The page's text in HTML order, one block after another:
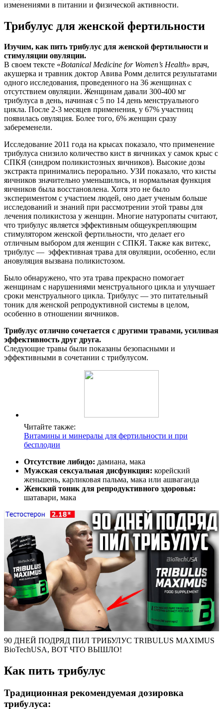
изменениями в питании и физической активности.
Трибулус для женской фертильности
Изучим, как пить трибулус для женской фертильности и
стимуляции овуляции.
В своем тексте «Botanical Medicine for Women’s Health» врач,
акушерка и травник доктор Авива Ромм делится результатами
одного исследования, проведенного на 36 женщинах с
отсутствием овуляции. Женщинам давали 300-400 мг
трибулуса в день, начиная с 5 по 14 день менструального
цикла. После 2-3 месяцев применения, у 67% участниц
появилась овуляция. Более того, 6% женщин сразу
забеременели.
Исследование 2011 года на крысах показало, что применение
трибулуса снизило количество кист в яичниках у самок крыс с
СПКЯ (синдром поликистозных яичников). Высокие дозы
экстракта принимались перорально. УЗИ показало, что кисты
яичников значительно уменьшились, и нормальная функция
яичников была восстановлена. Хотя это не было
экспериментом с участием людей, оно дает ученым больше
исследований и знаний при рассмотрении этой травы для
лечения поликистоза у женщин. Многие натуропаты считают,
что трибулус является эффективным общеукрепляющим
стимулятором женской фертильности, что делает его
отличным выбором для женщин с СПКЯ. Также как витекс,
трибулус — эффективная трава для овуляции, особенно, если
ановуляция вызвана поликистозом.
Было обнаружено, что эта трава прекрасно помогает
женщинам с нарушениями менструального цикла и улучшает
сроки менструального цикла. Трибулус — это питательный
тоник для женской репродуктивной системы в целом,
особенно в отношении яичников.
Трибулус отлично сочетается с другими травами, усиливая
эффективность друг друга.
Следующие травы были показаны безопасными и
эффективными в сочетании с трибулусом.
Читайте также:
Витамины и минералы для фертильности и при
бесплодии
Отсутствие либидо: дамиана, мака
Мужская сексуальная дисфункция: корейский
женьшень, карликовая пальма, мака или ашваганда
Женский тоник для репродуктивного здоровья:
шатавари, мака
90 ДНЕЙ ПОДРЯД ПИЛ ТРИБУЛУС TRIBULUS MAXIMUS
BioTechUSA, ВОТ ЧТО ВЫШЛО!
Как пить трибулус
Традиционная рекомендуемая дозировка
трибулуса: